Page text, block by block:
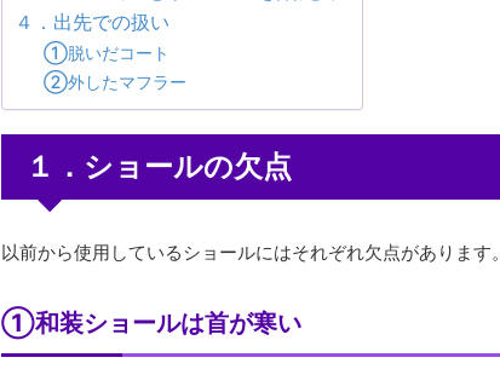
４．出先での扱い
①脱いだコート
②外したマフラー
１．ショールの欠点
以前から使用しているショールにはそれぞれ欠点があります。
①和装ショールは首が寒い